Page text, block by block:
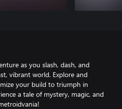
as you slash, dash, and
vibrant world. Explore and
your build to triumph in
a tale of mystery, magic, and